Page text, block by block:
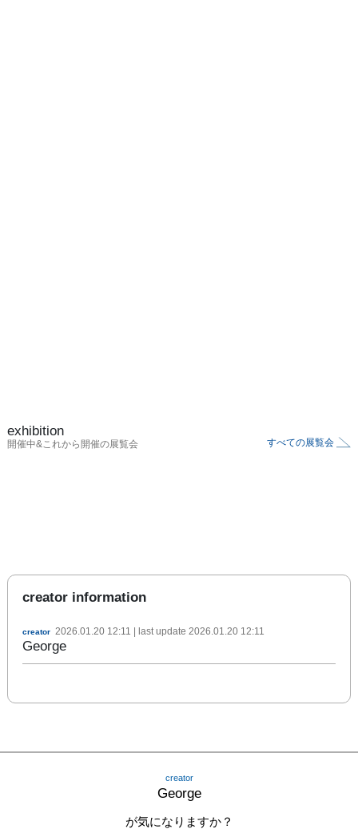
exhibition
開催中&これから開催の展覧会 すべての展覧会
creator information
creator 2026.01.20 12:11 | last update 2026.01.20 12:11
George
creator
George
が気になりますか？